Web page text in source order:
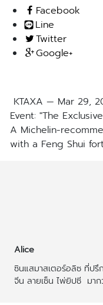
Facebook
Line
Twitter
Google+
KTAXA — Mar 29,
Event: "The
A Michelin-
with a Feng Shui
Alice
ซินแสมาสเตอร์อลิซ ที่ปรึ
จีน ลายเซ็น ไพ่ยิปซี  มา